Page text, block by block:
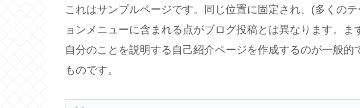
これはサンプルページです。同じ位置に固定され、(多くの
ョンメニューに含まれる点がブログ投稿とは異なります。ま
自分のことを説明する自己紹介ページを作成するのが一般的
ものです。